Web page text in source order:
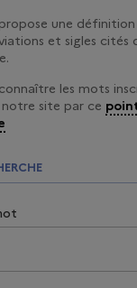
une
et sigles cités
les mots
site par ce